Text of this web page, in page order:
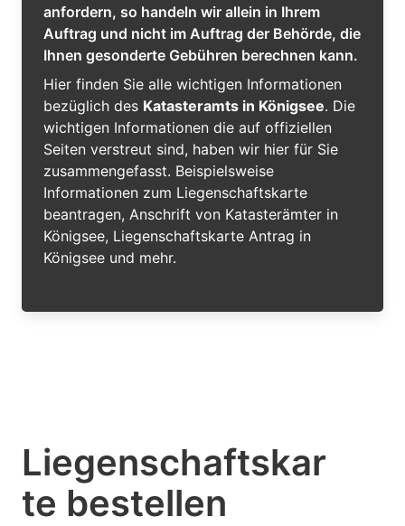
anfordern, so handeln wir allein in Ihrem
Auftrag und nicht im Auftrag der Behörde, die
Ihnen gesonderte Gebühren berechnen kann.
Hier finden Sie alle wichtigen Informationen
bezüglich des Katasteramts in Königsee. Die
wichtigen Informationen die auf offiziellen
Seiten verstreut sind, haben wir hier für Sie
zusammengefasst. Beispielsweise
Informationen zum Liegenschaftskarte
beantragen, Anschrift von Katasterämter in
Königsee, Liegenschaftskarte Antrag in
Königsee und mehr.
Liegenschaftskar
te bestellen